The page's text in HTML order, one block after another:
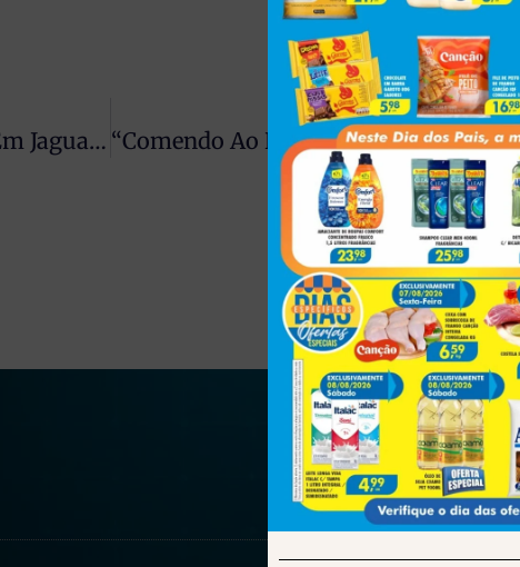
Carro Bate Em Poste, Derruba Muro E Pega Fogo Em Jaguapitã